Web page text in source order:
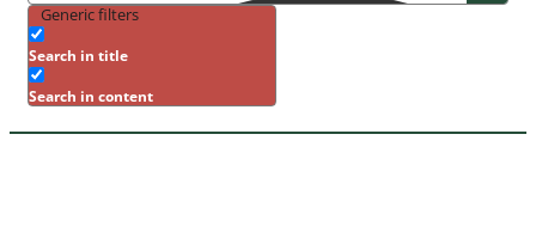
Generic filters
Search in title
Search in content